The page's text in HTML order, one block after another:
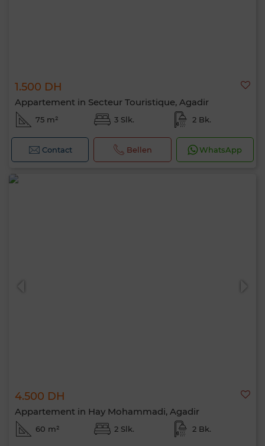
1.500 DH
Appartement in Secteur Touristique, Agadir
75 m² 3 Slk. 2 Bk.
Contact Bellen WhatsApp
4.500 DH
Appartement in Hay Mohammadi, Agadir
60 m² 2 Slk. 2 Bk.